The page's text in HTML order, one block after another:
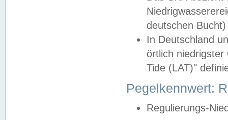
deutschen
In Deutschland
örtlich
Tide (LAT)"
Pegelkennwert:
Regulierungs-